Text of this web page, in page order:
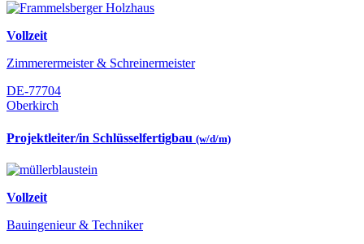
Vollzeit
Zimmerermeister & Schreinermeister
DE-77704
Oberkirch
Projektleiter/in Schlüsselfertigbau (w/d/m)
Vollzeit
Bauingenieur & Techniker